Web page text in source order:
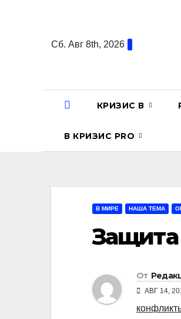
содержаниюСб. Авг 8th, 2026
КРИЗИС В
В КРИЗИС PRO
В МИРЕ НАША ТЕМА
От
АВГ 14,